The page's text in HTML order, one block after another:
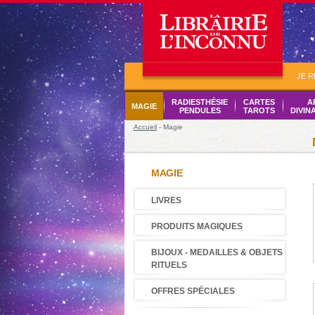
JE
MAGIE
RADIESTHÉSIE
PENDULES
CARTES
TAROTS
Accueil - Magie
MAGIE
LIVRES
PRODUITS MAGIQUES
BIJOUX - MEDAILLES & OBJETS
RITUELS
OFFRES SPÉCIALES